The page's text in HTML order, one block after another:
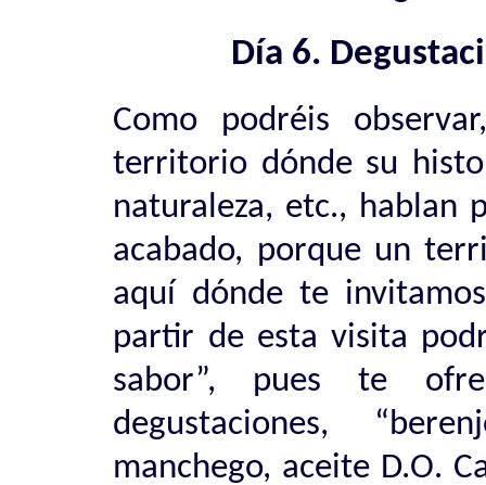
Día 6.
Como podréis
territorio dónde su
naturaleza, etc., hablan
acabado, porque un
aquí dónde te
partir de esta visita
sabor”, pues te
degustaciones,
manchego, aceite D.O.